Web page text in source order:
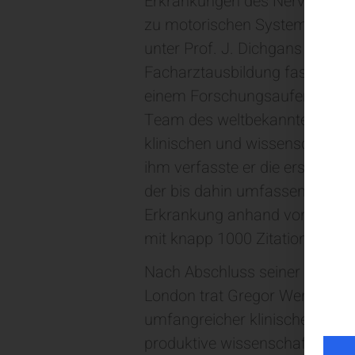
zu motorischen
unter Prof. J. Dichgans mit
Facharztausbildung
einem Forschungsaufenthalt
Team des weltbekannten
klinischen und
ihm verfasste er die erste
der bis dahin umfassendsten
Erkrankung anhand von 100
mit knapp 1000 Zitationen
Nach Abschluss seiner
London trat Gregor Wenning
umfangreicher klinischer
produktive wissenschaftliche